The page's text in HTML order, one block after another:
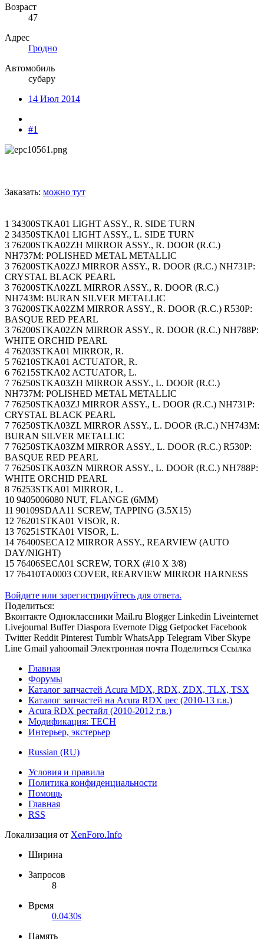
Возраст
47
Адрес
Гродно
Автомобиль
субару
14 Июл 2014
#1
Заказать: можно тут
1 34300STKA01 LIGHT ASSY., R. SIDE TURN
2 34350STKA01 LIGHT ASSY., L. SIDE TURN
3 76200STKA02ZH MIRROR ASSY., R. DOOR (R.C.)
NH737M: POLISHED METAL METALLIC
3 76200STKA02ZJ MIRROR ASSY., R. DOOR (R.C.) NH731P:
CRYSTAL BLACK PEARL
3 76200STKA02ZL MIRROR ASSY., R. DOOR (R.C.)
NH743M: BURAN SILVER METALLIC
3 76200STKA02ZM MIRROR ASSY., R. DOOR (R.C.) R530P:
BASQUE RED PEARL
3 76200STKA02ZN MIRROR ASSY., R. DOOR (R.C.) NH788P:
WHITE ORCHID PEARL
4 76203STKA01 MIRROR, R.
5 76210STKA01 ACTUATOR, R.
6 76215STKA02 ACTUATOR, L.
7 76250STKA03ZH MIRROR ASSY., L. DOOR (R.C.)
NH737M: POLISHED METAL METALLIC
7 76250STKA03ZJ MIRROR ASSY., L. DOOR (R.C.) NH731P:
CRYSTAL BLACK PEARL
7 76250STKA03ZL MIRROR ASSY., L. DOOR (R.C.) NH743M:
BURAN SILVER METALLIC
7 76250STKA03ZM MIRROR ASSY., L. DOOR (R.C.) R530P:
BASQUE RED PEARL
7 76250STKA03ZN MIRROR ASSY., L. DOOR (R.C.) NH788P:
WHITE ORCHID PEARL
8 76253STKA01 MIRROR, L.
10 9405006080 NUT, FLANGE (6MM)
11 90109SDAA11 SCREW, TAPPING (3.5X15)
12 76201STKA01 VISOR, R.
13 76251STKA01 VISOR, L.
14 76400SECA12 MIRROR ASSY., REARVIEW (AUTO
DAY/NIGHT)
15 76406SECA01 SCREW, TORX (#10 X 3/8)
17 76410TA0003 COVER, REARVIEW MIRROR HARNESS
Войдите или зарегистрируйтесь для ответа.
Поделиться:
Вконтакте Одноклассники Mail.ru Blogger Linkedin Liveinternet
Livejournal Buffer Diaspora Evernote Digg Getpocket Facebook
Twitter Reddit Pinterest Tumblr WhatsApp Telegram Viber Skype
Line Gmail yahoomail Электронная почта Поделиться Ссылка
Главная
Форумы
Каталог запчастей Acura MDX, RDX, ZDX, TLX, TSX
Каталог запчастей на Acura RDX рес (2010-13 г.в.)
Acura RDX рестайл (2010-2012 г.в.)
Модификация: TECH
Интерьер, экстерьер
Russian (RU)
Условия и правила
Политика конфиденциальности
Помощь
Главная
RSS
Локализация от XenForo.Info
Ширина
Запросов
8
Время
0.0430s
Память